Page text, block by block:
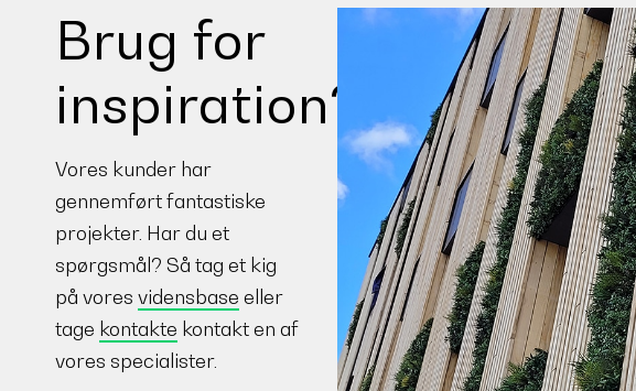
Brug for
inspiration?
Vores kunder har
gennemført fantastiske
projekter. Har du et
spørgsmål? Så tag et kig
på vores vidensbase eller
tage kontakte kontakt en af
vores specialister.